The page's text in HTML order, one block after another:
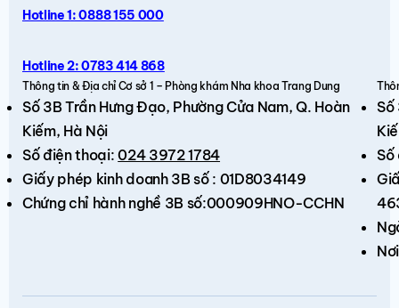
Hotline 1: 0888 155 000
Hotline 2: 0783 414 868
Thông tin & Địa chỉ Cơ sở 1 – Phòng khám Nha khoa Trang Dung
Số 3B Trần Hưng Đạo, Phường Cửa Nam, Q. Hoàn
Kiếm, Hà Nội
Số điện thoại:024 3972 1784
Giấy phép kinh doanh 3B số : 01D8034149
Chứng chỉ hành nghề 3B số:000909HNO-CCHN
Số
Số